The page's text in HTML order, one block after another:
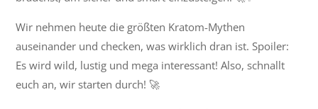
Wir nehmen heute die größten Kratom-Mythen
auseinander und checken, was wirklich dran ist. Spoiler:
Es wird wild, lustig und mega interessant! Also, schnallt
euch an, wir starten durch! 🚀